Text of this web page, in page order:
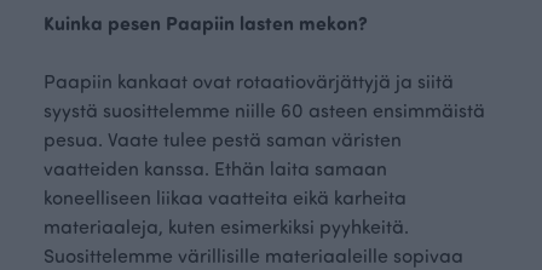
Kuinka pesen Paapiin lasten mekon?
Paapiin kankaat ovat rotaatiovärjättyjä ja siitä
syystä suosittelemme niille 60 asteen ensimmäistä
pesua. Vaate tulee pestä saman väristen
vaatteiden kanssa. Ethän laita samaan
koneelliseen liikaa vaatteita eikä karheita
materiaaleja, kuten esimerkiksi pyyhkeitä.
Suosittelemme värillisille materiaaleille sopivaa